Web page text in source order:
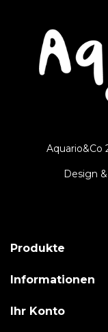
Aquario&Co
Design
Produkte
Informationen
Ihr Konto